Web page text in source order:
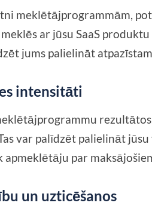
meklētājprogrammām,
ar jūsu SaaS
jums palielināt
intensitāti
var palīdzēt palielināt
apmeklētāju par
un uzticēšanos